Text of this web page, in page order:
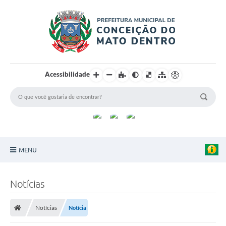
Acessibilidade
MENU
Turismo
Notícias
Notícias Notícia